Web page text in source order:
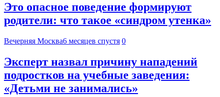
Это опасное поведение формируют
родители: что такое «синдром утенка»
Вечерняя Москва6 месяцев спустя 0
Эксперт назвал причину нападений
подростков на учебные заведения:
«Детьми не занимались»